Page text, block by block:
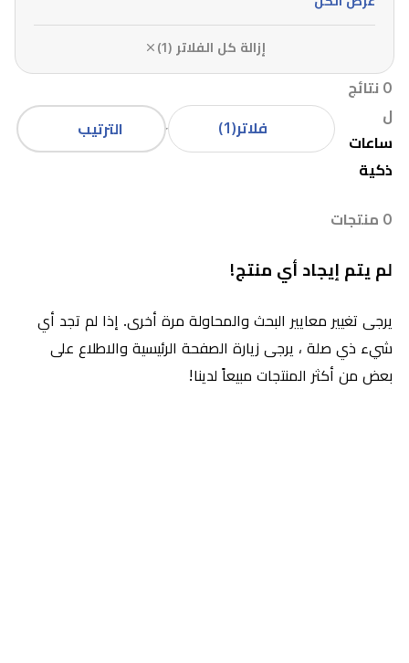
إزالة كل الفلاتر (1)
0 نتائج
ل
ساعات
ذكية
فلاتر(1) الترتيب
0 منتجات
لم يتم إيجاد أي منتج!
يرجى تغيير معايير البحث والمحاولة مرة أخرى. إذا لم تجد أي
شيء ذي صلة ، يرجى زيارة الصفحة الرئيسية والاطلاع على
بعض من أكثر المنتجات مبيعاً لدينا!